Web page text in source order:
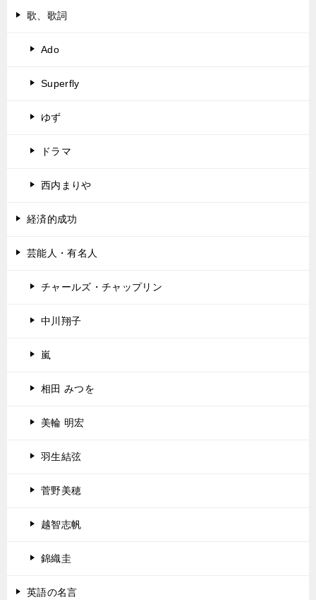
歌、歌詞
Ado
Superfly
ゆず
ドラマ
西内まりや
経済的成功
芸能人・有名人
チャールズ・チャップリン
中川翔子
嵐
相田 みつを
美輪 明宏
羽生結弦
菅野美穂
越智志帆
錦織圭
英語の名言